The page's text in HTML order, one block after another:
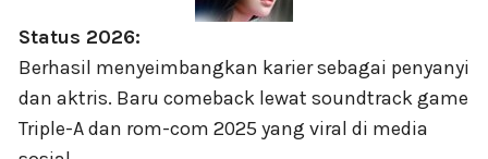
Status 2026:
Berhasil menyeimbangkan karier sebagai penyanyi
dan aktris. Baru comeback lewat soundtrack game
Triple-A dan rom-com 2025 yang viral di media